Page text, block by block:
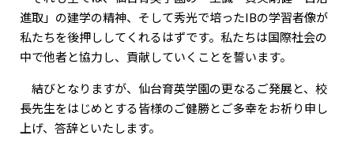
進取」の建学の精神、そして秀光で培ったIBの学習者像が
私たちを後押ししてくれるはずです。私たちは国際社会の
中で他者と協力し、貢献していくことを誓います。
結びとなりますが、仙台育英学園の更なるご発展と、校
長先生をはじめとする皆様のご健勝とご多幸をお祈り申し
上げ、答辞といたします。